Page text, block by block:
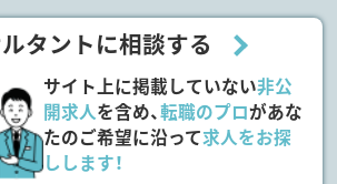
め安心して長く働けます。
て】
の18:00には終礼を行う文化が根付いており、日
とんどありません。
た場合でも、薬歴入力のために週1日程度残業が
で、残業時間は僅少です。
タントに相談する
サイト上に掲載していない非公
開求人を含め、転職のプロがあな
たのご希望に沿って求人をお探
しします！